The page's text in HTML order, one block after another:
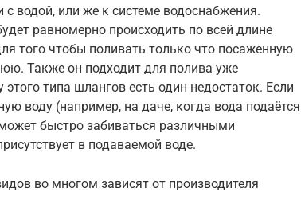
водой, или же к системе водоснабжения.
равномерно происходить по всей длине
того чтобы поливать только что посаженную
Также он подходит для полива уже
типа шлангов есть один недостаток. Если
воду (например, на даче, когда вода подаётся
быстро забиваться различными
в подаваемой воде.
во многом зависят от производителя